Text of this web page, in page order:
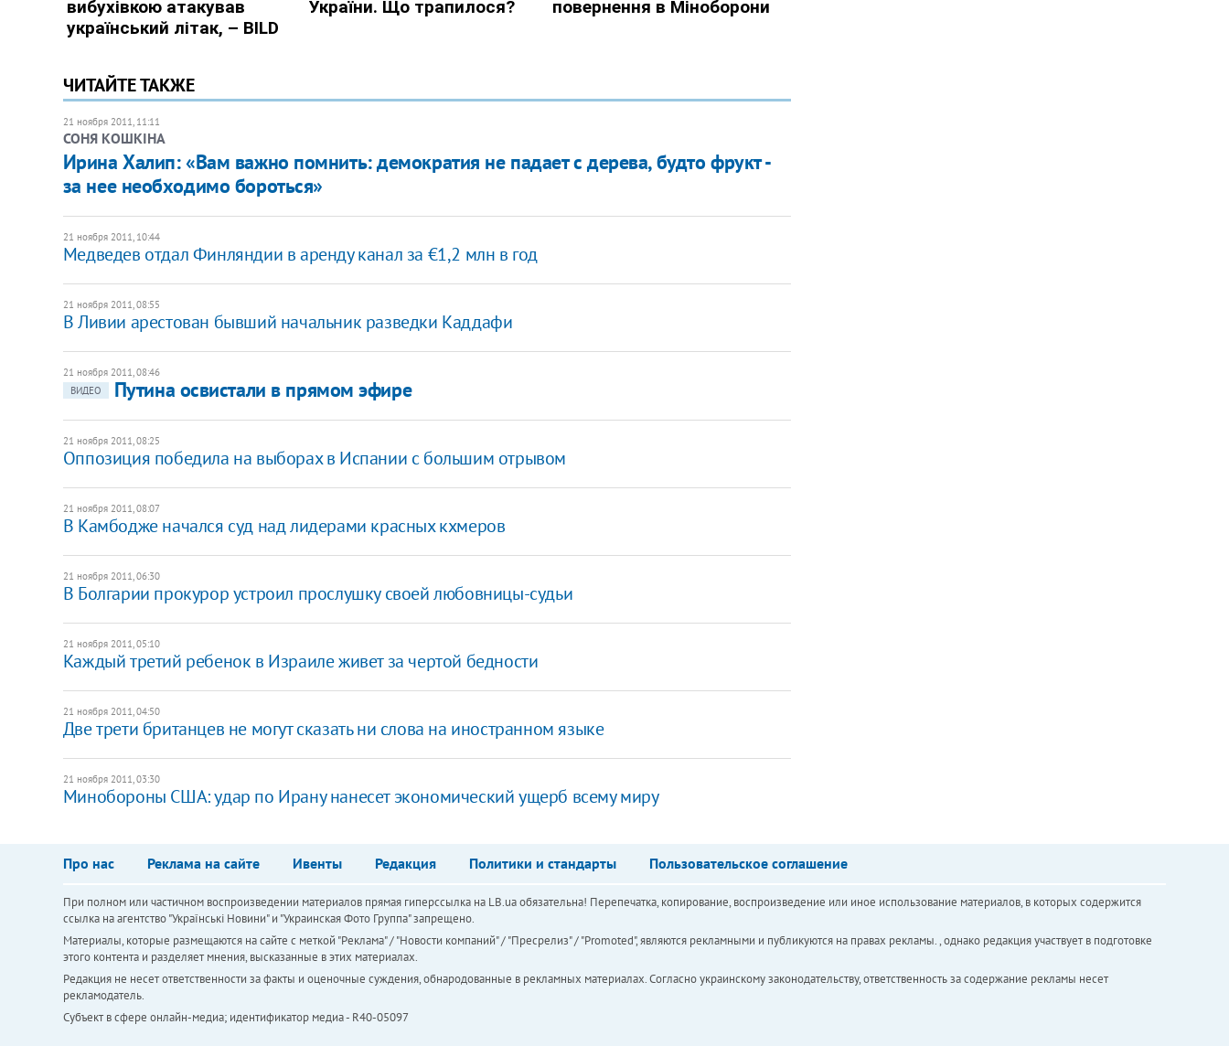
ЧИТАЙТЕ ТАКЖЕ
21 ноября 2011, 11:11
СОНЯ КОШКІНА
Ирина Халип: «Вам важно помнить: демократия не падает с дерева, будто фрукт -
за нее необходимо бороться»
21 ноября 2011, 10:44
Медведев отдал Финляндии в аренду канал за €1,2 млн в год
21 ноября 2011, 08:55
В Ливии арестован бывший начальник разведки Каддафи
21 ноября 2011, 08:46
ВИДЕО
Путина освистали в прямом эфире
21 ноября 2011, 08:25
Оппозиция победила на выборах в Испании с большим отрывом
21 ноября 2011, 08:07
​В Камбодже начался суд над лидерами красных кхмеров
21 ноября 2011, 06:30
В Болгарии прокурор устроил прослушку своей любовницы-судьи
21 ноября 2011, 05:10
Каждый третий ребенок в Израиле живет за чертой бедности
21 ноября 2011, 04:50
Две трети британцев не могут сказать ни слова на иностранном языке
21 ноября 2011, 03:30
Минобороны США: удар по Ирану нанесет экономический ущерб всему миру
Про нас Реклама на сайте Ивенты Редакция Политики и стандарты Пользовательское соглашение
При полном или частичном воспроизведении материалов прямая гиперссылка на LB.ua обязательна! Перепечатка, копирование, воспроизведение или иное использование материалов, в которых содержится
ссылка на агентство "Українськi Новини" и "Украинская Фото Группа" запрещено.
Материалы, которые размещаются на сайте с меткой "Реклама" / "Новости компаний" / "Пресрелиз" / "Promoted", являются рекламными и публикуются на правах рекламы. , однако редакция участвует в подготовке
этого контента и разделяет мнения, высказанные в этих материалах.
Редакция не несет ответственности за факты и оценочные суждения, обнародованные в рекламных материалах. Согласно украинскому законодательству, ответственность за содержание рекламы несет
рекламодатель.
Субъект в сфере онлайн-медиа; идентификатор медиа - R40-05097